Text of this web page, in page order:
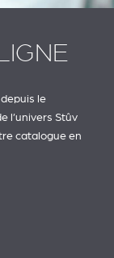
le
l’univers Stûv
catalogue en